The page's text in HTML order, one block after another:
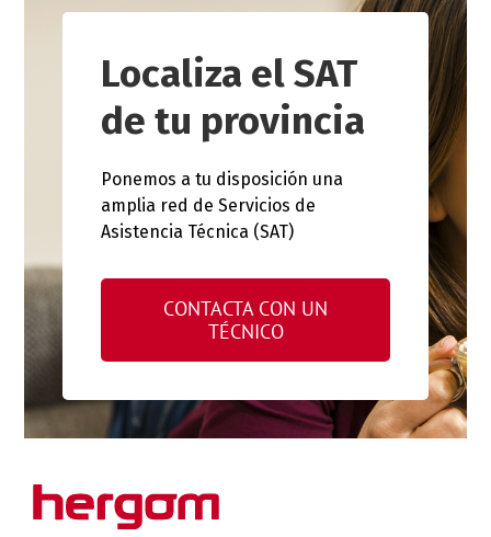
Localiza el SAT
de tu provincia
Ponemos a tu disposición una
amplia red de Servicios de
Asistencia Técnica (SAT)
CONTACTA CON UN
TÉCNICO